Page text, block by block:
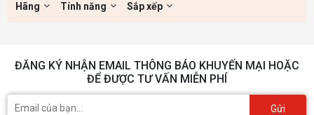
Hãng Tính năng Sắp xếp
ĐĂNG KÝ NHẬN EMAIL THÔNG BÁO KHUYẾN MẠI HOẶC
ĐỂ ĐƯỢC TƯ VẤN MIỄN PHÍ
Gửi